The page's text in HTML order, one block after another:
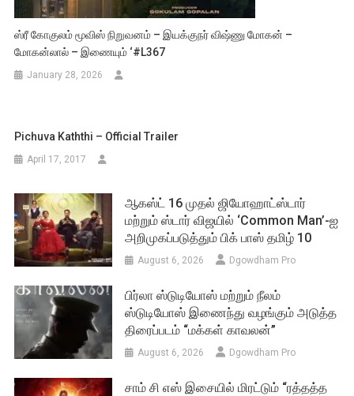
ஸ்ரீ கோகுலம் மூவிஸ் நிறுவனம் – இயக்குநர் விஷ்ணு மோகன் –
மோகன்லால் – இணையும் ‘#L367
January 28, 2026
Pichuva Kaththi – Official Trailer
April 17, 2017
ஆகஸ்ட் 16 முதல் ஜியோஹாட்ஸ்டார்
மற்றும் ஸ்டார் விஜயில் ‘Common Man’-ஐ
அறிமுகப்படுத்தும் பிக் பாஸ் தமிழ் 10
August 6, 2026 Dgowdham Pro
பிர்லா ஸ்டுடியோஸ் மற்றும் நீலம்
ஸ்டுடியோஸ் இணைந்து வழங்கும் அடுத்த
திரைப்படம் “மக்கள் காவலன்”
August 6, 2026 Dgowdham Pro
சாம் சி எஸ் இசையில் மிரட்டும் “ரத்தத்த